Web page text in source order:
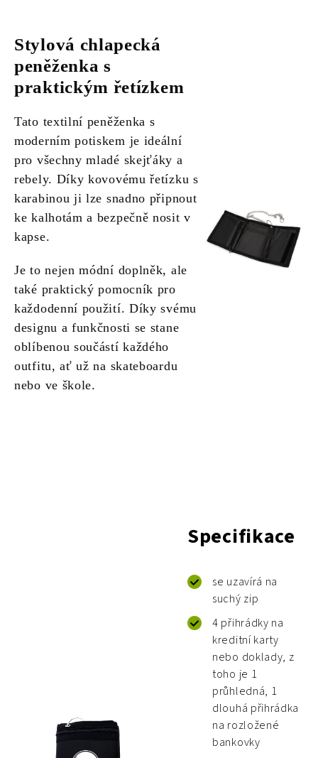
Stylová chlapecká
peněženka s
praktickým řetízkem
Tato textilní peněženka s
moderním potiskem je ideální
pro všechny mladé skejťáky a
rebely. Díky kovovému řetízku s
karabinou ji lze snadno připnout
ke kalhotám a bezpečně nosit v
kapse.
Je to nejen módní doplněk, ale
také praktický pomocník pro
každodenní použití. Díky svému
designu a funkčnosti se stane
oblíbenou součástí každého
outfitu, ať už na skateboardu
nebo ve škole.
Specifikace
se uzavírá na
suchý zip
4 přihrádky na
kreditní karty
nebo doklady, z
toho je 1
průhledná, 1
dlouhá přihrádka
na rozložené
bankovky